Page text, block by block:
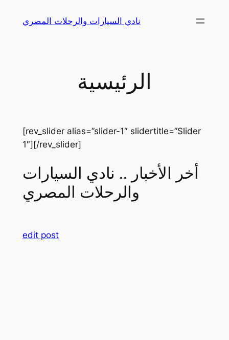
نادي السيارات والرحلات المصري
الرئيسية
[rev_slider alias=”slider-1″ slidertitle=”Slider
1″][/rev_slider]
أخر الأخبار .. نادي السيارات
والرحلات المصري
edit post